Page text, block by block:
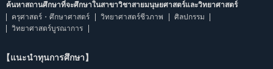
ค้นหาสถานศึกษาที่จะศึกษาในสาขาวิชาสายมนุษยศาสตร์และวิทยาศาสตร์
ครุศาสตร์・ศึกษาศาสตร์
วิทยาศาสตร์ชีวภาพ
ศิลปกรรม
วิทยาศาสตร์บูรณาการ
【แนะนำทุนการศึกษา】